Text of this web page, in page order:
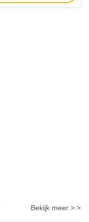
Bekijk meer > >